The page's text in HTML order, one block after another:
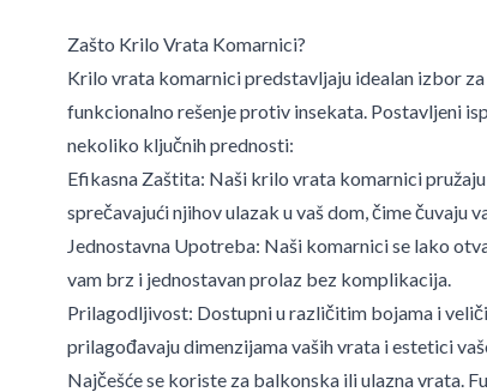
Zašto Krilo Vrata Komarnici?
Krilo vrata komarnici predstavljaju idealan izbor
funkcionalno rešenje protiv insekata. Postavljeni
nekoliko ključnih prednosti:
Efikasna Zaštita: Naši krilo vrata komarnici
sprečavajući njihov ulazak u vaš dom, čime čuvaju
Jednostavna Upotreba: Naši komarnici se lako
vam brz i jednostavan prolaz bez komplikacija.
Prilagodljivost: Dostupni u različitim bojama i
prilagođavaju dimenzijama vaših vrata i estetici
Najčešće se koriste za balkonska ili ulazna vrata.